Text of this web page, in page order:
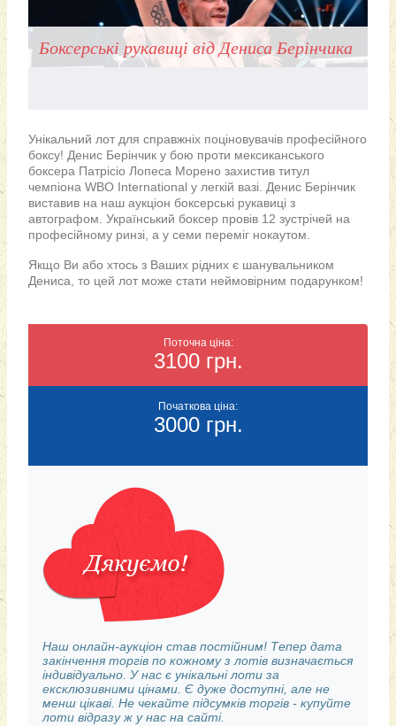
Боксерські рукавиці від Дениса Берінчика
Унікальний лот для справжніх поціновувачів професійного
боксу! Денис Берінчик у бою проти мексиканського
боксера Патрісіо Лопеса Морено захистив титул
чемпіона WBO International у легкій вазі. Денис Берінчик
виставив на наш аукціон боксерські рукавиці з
автографом. Український боксер провів 12 зустрічей на
професійному ринзі, а у семи переміг нокаутом.
Якщо Ви або хтось з Ваших рідних є шанувальником
Дениса, то цей лот може стати неймовірним подарунком!
Поточна ціна:
3100 грн.
Початкова ціна:
3000 грн.
Наш онлайн-аукціон став постійним! Тепер дата
закінчення торгів по кожному з лотів визначається
індивідуально. У нас є унікальні лоти за
ексклюзивними цінами. Є дуже доступні, але не
менш цікаві. Не чекайте підсумків торгів - купуйте
лоти відразу ж у нас на сайті.